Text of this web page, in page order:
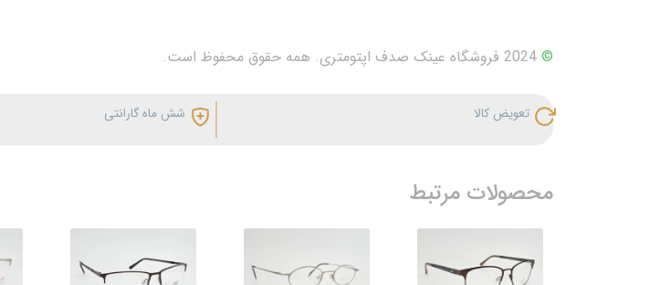
©
تعویض کالا شش ماه گارانتی
محصولات مرتبط